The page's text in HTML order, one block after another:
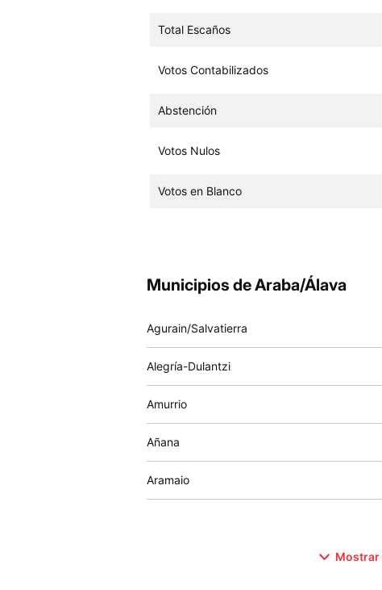
Total Escaños
Votos Contabilizados
Abstención
Votos Nulos
Votos en Blanco
Municipios de Araba/Álava
Agurain/Salvatierra
Alegría-Dulantzi
Amurrio
Añana
Aramaio
Mostrar